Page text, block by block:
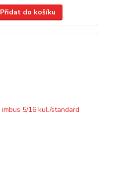
Přidat do košíku